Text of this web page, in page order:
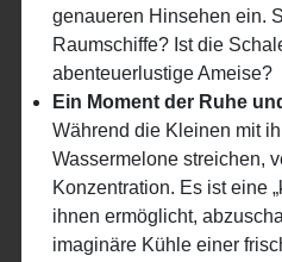
genaueren Hinsehen ein.
Raumschiffe? Ist die
abenteuerlustige Ameise?
Ein Moment der Ruhe
Während die Kleinen mit
Wassermelone streichen,
Konzentration. Es ist eine
ihnen ermöglicht,
imaginäre Kühle einer